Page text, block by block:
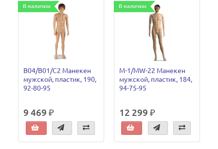
В наличии
B04/B01/C2 Манекен
мужской, пластик, 190,
92-80-95
9 469 ₽
В наличии
M-1/MW-22 Манекен
мужской, пластик, 184,
94-75-95
12 299 ₽